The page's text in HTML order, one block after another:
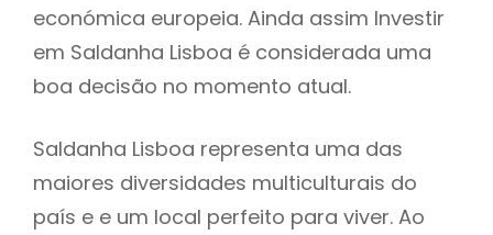
económica europeia. Ainda assim Investir
em Saldanha Lisboa é considerada uma
boa decisão no momento atual.
Saldanha Lisboa representa uma das
maiores diversidades multiculturais do
país e e um local perfeito para viver. Ao